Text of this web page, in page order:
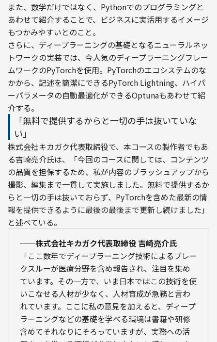
また、数学だけではなく、Pythonでのプログラミングと
あわせて紹介することで、ビジネスに実活用するイメージ
もつかみやすいとのこと。
さらに、ディープラーニングの基礎となるニューラルネッ
トワークの実装では、今人気のディープラーニングフレー
ムワークのPyTorchを使用。PyTorchのエコシステムのな
かから、記述を簡潔にできるPyTorch Lightning、ハイパ
ーパラメータの自動最適化ができるOptunaもあわせて紹
介する。
「無料で提供するからと一切の手は抜いていな
い」
株式会社キカガク代表取締役で、本コースの製作者でもあ
る吉崎亮介氏は、「今回のコースに関しては、コンテンツ
の品質を担保するため、私が内容のブラッシュアップから
撮影、編集まで一貫して実施しました。無料で提供するか
らと一切の手は抜いておらず、PyTorchを含めた最新の情
報を提供できるように最後の最後まで更新し続けました」
と述べている。
──株式会社キカガク代表取締役 吉崎亮介氏
「ここ数年でディープラーニング技術によるブレー
クスルーが医療分野を含め報告され、注目を集め
ています。その一方で、いま日本ではこの技術を使
いこなせる人材が少なく、人材育成が急務と言わ
れています。ここに私の意見を加えると、ディープ
ラーニングなどの基礎を学べる環境は書籍や研修
含めてそれなりにそろっていますが、実務への活